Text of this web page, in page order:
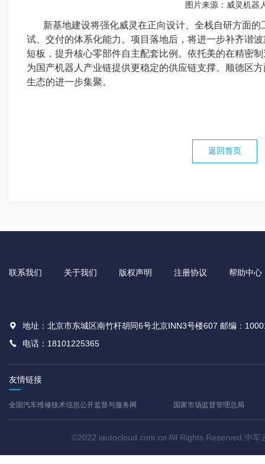
图片来源：威灵机器
新基地建设将强化威灵在正向设计、全栈自研方面
试、交付的体系化能力。项目落地后，将进一步补齐谐
短板，提升核心零部件自主配套比例。依托美的在精密
为国产机器人产业链提供更稳定的供应链支撑。顺德区
生态的进一步集聚。
返回首页
联系我们 关于我们 版权声明 注册协议 帮助中心
地址：北京市东城区南竹杆胡同6号北京INN3号楼607 邮编：
电话：18101225365
友情链接
全国汽车维修技术信息公开监督与服务网 国家市场监督管理总局
©2022 iautocloud.com.cn All Rights Reserved.中